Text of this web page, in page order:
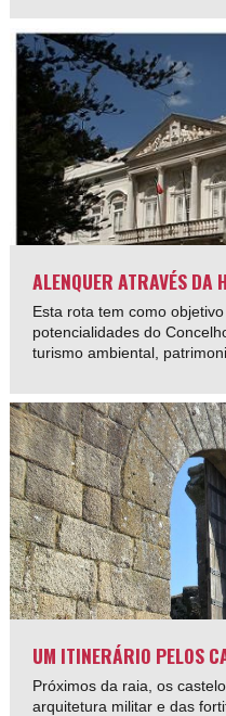
ALENQUER ATRAVÉS DA
Esta rota tem como
potencialidades do
turismo ambiental,
UM ITINERÁRIO PELOS
Próximos da raia, os
arquitetura militar e das